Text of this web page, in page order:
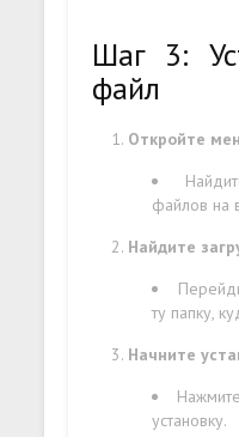
Шаг 3:
файл
Откройте
файлов на
Найдите
ту папку,
Начните
установку.